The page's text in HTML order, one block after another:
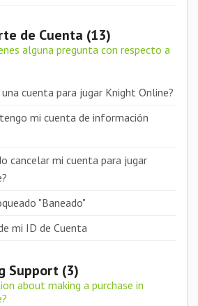
de Cuenta (13)
alguna pregunta con respecto a
cuenta para jugar Knight Online?
mi cuenta de información
cancelar mi cuenta para jugar
"Baneado"
mi ID de Cuenta
Support (3)
about making a purchase in